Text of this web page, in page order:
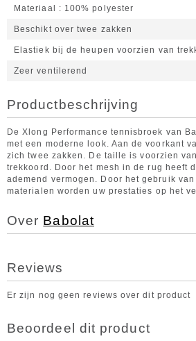
Materiaal 100% polyester
Beschikt over twee zakken
Elastiek bij de heupen voorzien van
Zeer ventilerend
Productbeschrijving
De Xlong Performance tennisbroek van
met een moderne look. Aan de voorkant
zich twee zakken. De taille is voorzien
trekkoord. Door het mesh in de rug heeft
ademend vermogen. Door het gebruik
materialen worden uw prestaties op het
Over Babolat
Reviews
Er zijn nog geen reviews over dit product
Beoordeel dit product